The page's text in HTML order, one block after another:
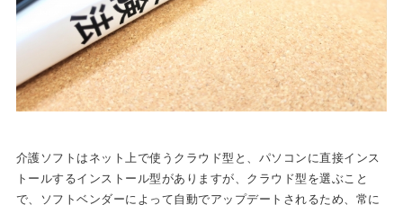
介護ソフトはネット上で使うクラウド型と、パソコンに直接インス
トールするインストール型がありますが、クラウド型を選ぶこと
で、ソフトベンダーによって自動でアップデートされるため、常に